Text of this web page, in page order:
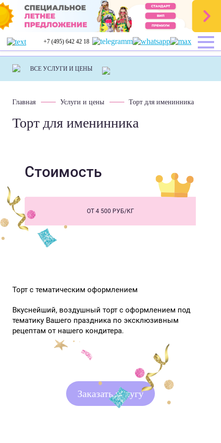
+7 (495) 642 42 18
Главная Услуги и цены Торт для именинника
Торт для именинника
Стоимость
ОТ 4 500 РУБ/КГ
Торт с тематическим оформлением
Вкуснейший, воздушный торт с оформлением под
тематику Вашего праздника по эксклюзивным
рецептам от нашего кондитера.
Заказать услугу